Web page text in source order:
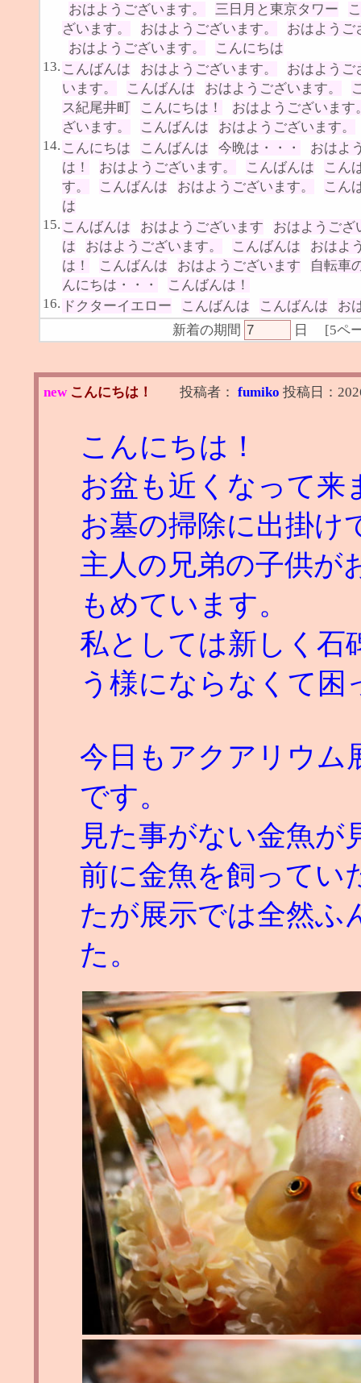
おはようございます。
三日月と東京タワー
ざいます。
おはようございます。
おはようご
おはようございます。
こんにちは
13. こんばんは おはようございます。
おはようご
います。
こんばんは おはようございます。
ス紀尾井町
こんにちは！
おはようございます
ざいます。
こんばんは
おはようございます。
14. こんにちは こんばんは 今晩は・・・
おはよ
は！
おはようございます。 こんばんは
こん
す。
こんばんは おはようございます。
こん
は
15. こんばんは おはようございます
おはようござ
は
おはようございます。 こんばんは
おはよ
は！
こんばんは おはようございます
自転車
んにちは・・・
こんばんは！
16. ドクターイエロー こんばんは こんばんは
お
新着の期間
日 [5ペ
new こんにちは！ 投稿者： fumiko 投稿日：
こんにちは！
お盆も近くなって来
お墓の掃除に出掛け
主人の兄弟の子供が
もめています。
私としては新しく石
う様にならなくて困
今日もアクアリウム
です。
見た事がない金魚が
前に金魚を飼ってい
たが展示では全然ふ
た。